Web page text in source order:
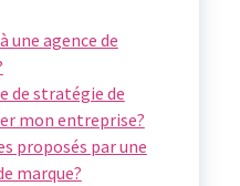
une agence de
de stratégie de
mon entreprise?
proposés par une
marque?